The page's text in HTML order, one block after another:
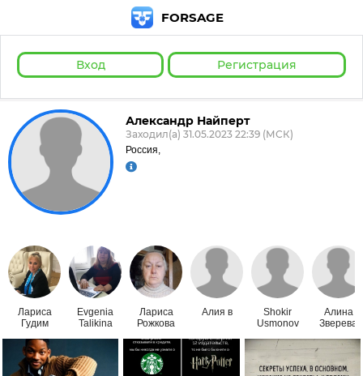
FORSAGE
Вход Регистрация
Александр Найперт
Заходил(а) 31.05.2023 22:39 (МСК)
Россия,
Лариса
Гудим
Evgenia
Talikina
Лариса
Рожкова
Алия в
Shokir
Usmonov
Алина
Зверева